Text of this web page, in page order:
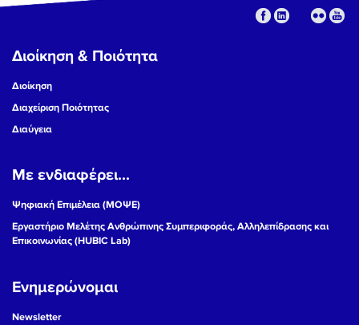
Διοίκηση & Ποιότητα
Διοίκηση
Διαχείριση Ποιότητας
Διαύγεια
Με ενδιαφέρει...
Ψηφιακή Επιμέλεια (ΜΟΨΕ)
Εργαστήριο Μελέτης Ανθρώπινης Συμπεριφοράς, Αλληλεπίδρασης και
Επικοινωνίας (HUBIC Lab)
Ενημερώνομαι
Newsletter